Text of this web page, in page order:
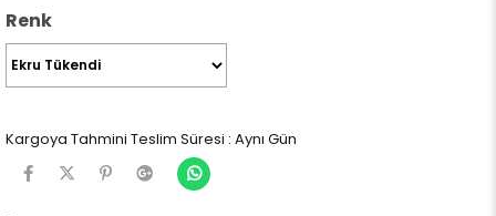
Renk
Kargoya Tahmini Teslim Süresi : Aynı Gün